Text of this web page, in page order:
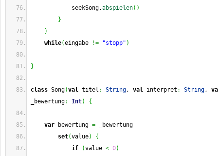
seekSong.abspielen( )
}
}
while(eingabe != "stopp" )
}
class Song(val titel : String, val interpret : String,
_bewertung: Int) {
var bewertung = _bewertung
set(value)
{
if
(value < 0)